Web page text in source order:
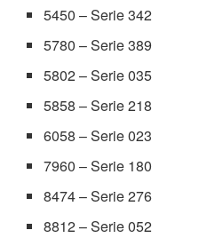
5450 – Serie 342
5780 – Serie 389
5802 – Serie 035
5858 – Serie 218
6058 – Serie 023
7960 – Serie 180
8474 – Serie 276
8812 – Serie 052